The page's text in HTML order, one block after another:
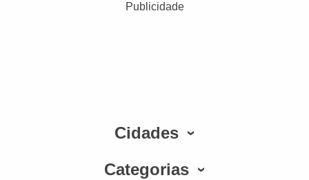
Publicidade
Cidades
Categorias